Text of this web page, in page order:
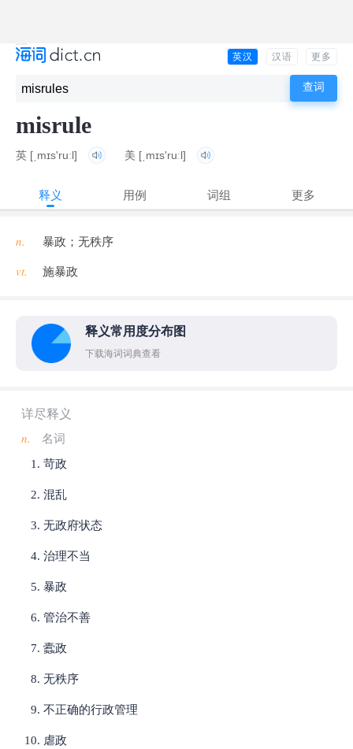
英汉 汉语 更多
misrule
英 [ˌmɪs'ruːl] 美 [ˌmɪs'ruːl]
释义 用例 词组 更多
n. 暴政；无秩序
vt. 施暴政
释义常用度分布图
下载海词词典查看
详尽释义
n.
名词
苛政
混乱
无政府状态
治理不当
暴政
管治不善
蠹政
无秩序
不正确的行政管理
虐政